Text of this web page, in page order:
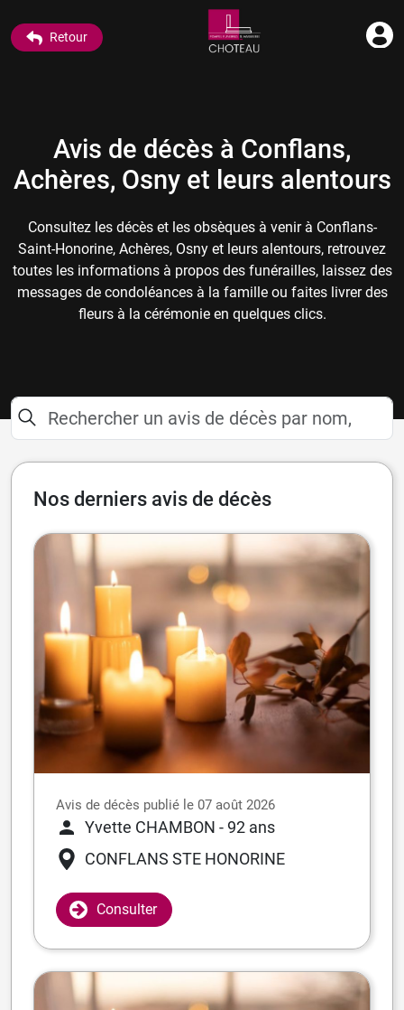
Retour
Avis de décès à Conflans,
Achères, Osny et leurs alentours
Consultez les décès et les obsèques à venir à Conflans-
Saint-Honorine, Achères, Osny et leurs alentours, retrouvez
toutes les informations à propos des funérailles, laissez des
messages de condoléances à la famille ou faites livrer des
fleurs à la cérémonie en quelques clics.
Nos derniers avis de décès
Avis de décès publié le 07 août 2026
Yvette CHAMBON - 92 ans
CONFLANS STE HONORINE
Consulter